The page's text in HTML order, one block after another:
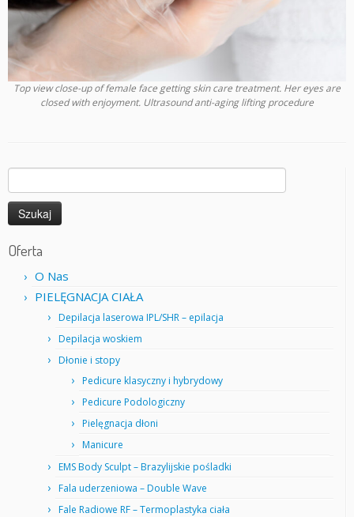
Top view close-up of female face getting skin care treatment. Her eyes are
closed with enjoyment. Ultrasound anti-aging lifting procedure
Oferta
O Nas
PIELĘGNACJA CIAŁA
Depilacja laserowa IPL/SHR – epilacja
Depilacja woskiem
Dłonie i stopy
Pedicure klasyczny i hybrydowy
Pedicure Podologiczny
Pielęgnacja dłoni
Manicure
EMS Body Sculpt – Brazylijskie pośladki
Fala uderzeniowa – Double Wave
Fale Radiowe RF – Termoplastyka ciała